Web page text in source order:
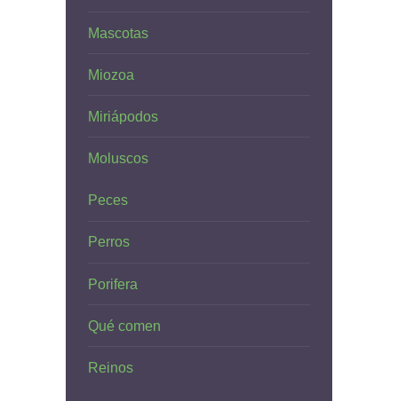
Mascotas
Miozoa
Miriápodos
Moluscos
Peces
Perros
Porifera
Qué comen
Reinos